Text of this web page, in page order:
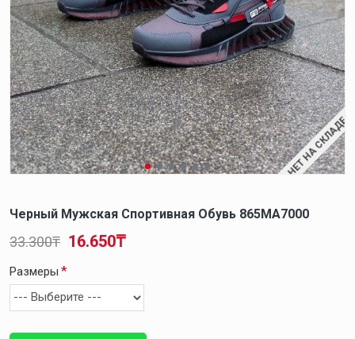
НЕТ НА СКЛАДЕ
Черный Мужская Спортивная Обувь 865MA7000
16.650₸
33.300₸
Размеры